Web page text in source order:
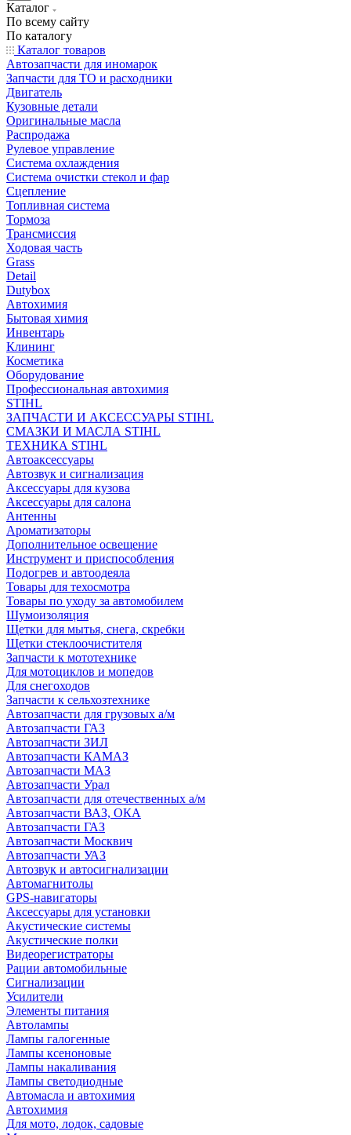
Каталог
По всему сайту
По каталогу
Каталог товаров
Автозапчасти для иномарок
Запчасти для ТО и расходники
Двигатель
Кузовные детали
Оригинальные масла
Распродажа
Рулевое управление
Система охлаждения
Система очистки стекол и фар
Сцепление
Топливная система
Тормоза
Трансмиссия
Ходовая часть
Grass
Detail
Dutybox
Автохимия
Бытовая химия
Инвентарь
Клининг
Косметика
Оборудование
Профессиональная автохимия
STIHL
ЗАПЧАСТИ И АКСЕССУАРЫ STIHL
СМАЗКИ И МАСЛА STIHL
ТЕХНИКА STIHL
Автоаксессуары
Автозвук и сигнализация
Аксессуары для кузова
Аксессуары для салона
Антенны
Ароматизаторы
Дополнительное освещение
Инструмент и приспособления
Подогрев и автоодеяла
Товары для техосмотра
Товары по уходу за автомобилем
Шумоизоляция
Щетки для мытья, снега, скребки
Щетки стеклоочистителя
Запчасти к мототехнике
Для мотоциклов и мопедов
Для снегоходов
Запчасти к сельхозтехнике
Автозапчасти для грузовых а/м
Автозапчасти ГАЗ
Автозапчасти ЗИЛ
Автозапчасти КАМАЗ
Автозапчасти МАЗ
Автозапчасти Урал
Автозапчасти для отечественных а/м
Автозапчасти ВАЗ, ОКА
Автозапчасти ГАЗ
Автозапчасти Москвич
Автозапчасти УАЗ
Автозвук и автосигнализации
Автомагнитолы
GPS-навигаторы
Аксессуары для установки
Акустические системы
Акустические полки
Видеорегистраторы
Рации автомобильные
Сигнализации
Усилители
Элементы питания
Автолампы
Лампы галогенные
Лампы ксеноновые
Лампы накаливания
Лампы светодиодные
Автомасла и автохимия
Автохимия
Для мото, лодок, садовые